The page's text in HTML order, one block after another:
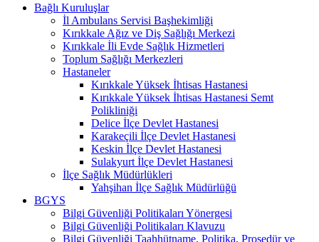
Bağlı Kuruluşlar
İl Ambulans Servisi Başhekimliği
Kırıkkale Ağız ve Diş Sağlığı Merkezi
Kırıkkale İli Evde Sağlık Hizmetleri
Toplum Sağlığı Merkezleri
Hastaneler
Kırıkkale Yüksek İhtisas Hastanesi
Kırıkkale Yüksek İhtisas Hastanesi Semt
Polikliniği
Delice İlçe Devlet Hastanesi
Karakeçili İlçe Devlet Hastanesi
Keskin İlçe Devlet Hastanesi
Sulakyurt İlçe Devlet Hastanesi
İlçe Sağlık Müdürlükleri
Yahşihan İlçe Sağlık Müdürlüğü
BGYS
Bilgi Güvenliği Politikaları Yönergesi
Bilgi Güvenliği Politikaları Klavuzu
Bilgi Güvenliği Taahhütname, Politika, Prosedür ve